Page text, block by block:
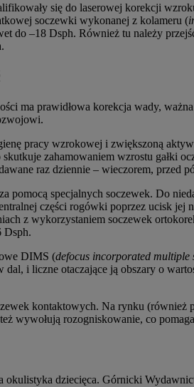
się do laserowej korekcji
soczewki wykonanej z kolameru (
do –18 Dsph. Również tu należy
ma prawidłowa korekcja wady,
pracy wzrokowej i zwiększoną
zahamowaniem wzrostu gałki
raz dziennie – wieczorem, przed
pomocą specjalnych soczewek. Do
części rogówki poprzez ucisk
z wykorzystaniem soczewek
Dsph.
DIMS (defocus incorporated multiple
dal, i liczne otaczające ją obszary o
kontaktowych. Na rynku (również
wywołują rozogniskowanie, co
dziecięca. Górnicki